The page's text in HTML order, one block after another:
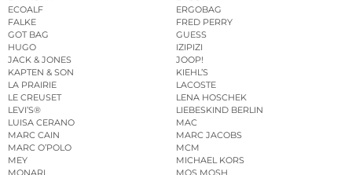
ECOALF
ERGOBAG
FALKE
FRED PERRY
GOT BAG
GUESS
HUGO
IZIPIZI
JACK & JONES
JOOP!
KAPTEN & SON
KIEHL’S
LA PRAIRIE
LACOSTE
LE CREUSET
LENA HOSCHEK
LEVI’S®
LIEBESKIND BERLIN
LUISA CERANO
MAC
MARC CAIN
MARC JACOBS
MARC O’POLO
MCM
MEY
MICHAEL KORS
MONARI
MOS MOSH